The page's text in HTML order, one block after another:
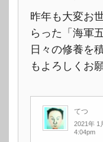
昨年も大変お
らった「海軍
日々の修養を
もよろしくお
てつ
2021年 1
4:04pm